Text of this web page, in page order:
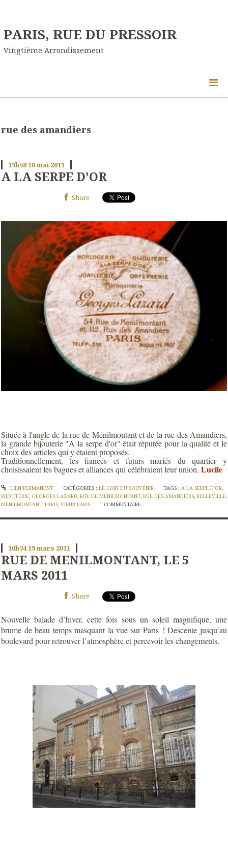
PARIS, RUE DU PRESSOIR
Vingtième Arrondissement
rue des amandiers
19h5818mai 2011
A LA SERPE D'OR
Share
Située à l'angle de la rue de Ménilmontant et de la rue des Amandiers,
la grande bijouterie "A la serpe d'or" était réputée pour la qualité et le
choix des articles qui y étaient proposés.
Traditionnellement, les fiancés et futurs mariés du quartier y
choisissaient les bagues et alliances qui célébraient leur union. Lucile
LIEN PERMANENT CATÉGORIES : LE COIN DU SOUVENIR TAGS :À LA SERPE D'OR,
BIJOUTERIE, GEORGES LAZARD, RUE DE MÉNILMONTANT, RUE DES AMANDIERS, BELLEVILLE,
MÉNILMONTANT, PARIS, VIEUX PARIS 1 COMMENTAIRE
10h3419mars 2011
RUE DE MENILMONTANT, LE 5
MARS 2011
Share
Nouvelle balade d’hiver, cette fois sous un soleil magnifique, une
brume de beau temps masquant la vue sur Paris ! Descente jusqu’au
boulevard pour retrouver l’atmosphère et percevoir les changements.